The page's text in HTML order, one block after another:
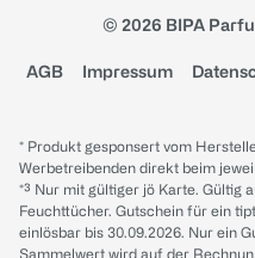
© 2026 BIPA
AGB Impressum
* Produkt gesponsert vom
Werbetreibenden direkt beim
*³ Nur mit gültiger jö Karte. Gültig
Feuchttücher. Gutschein für ein
einlösbar bis 30.09.2026. Nur ein
Sammelwert wird auf der